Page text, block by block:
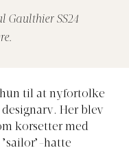
Gaulthier SS24
til at nyfortolke
designarv. Her blev
korsetter med
hatte